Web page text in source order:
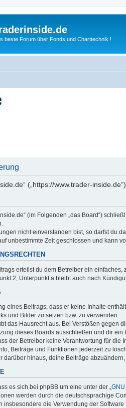
beste Forum über Fonds und Charttechnik !
(„https://www.trader-
(im Folgenden „das Board“)
nicht einverstanden bist, so darfst du
unbestimmte Zeit geschlossen und kann
erteilst du dem Betreiber ein
2, Unterpunkt a bleibt auch nach
eines Beitrags, dass er keine Inhalte
und Bilder zu setzen bzw. zu verwenden.
das Hausrecht aus. Bei Verstößen
dieses Boards ausschließen und dir ein
der Betreiber keine Verantwortung für
Beiträge und Funktionen jederzeit zu
darüber hinaus, deine Beiträge
es sich bei phpBB um eine unter der „
werden durch die deutschsprachige
insbesondere die Verwendung der